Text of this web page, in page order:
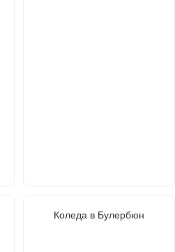
Коледа в Булербюн